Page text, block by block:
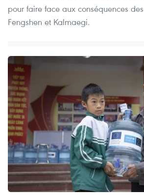
pour faire face aux conséquences
Fengshen et Kalmaegi.